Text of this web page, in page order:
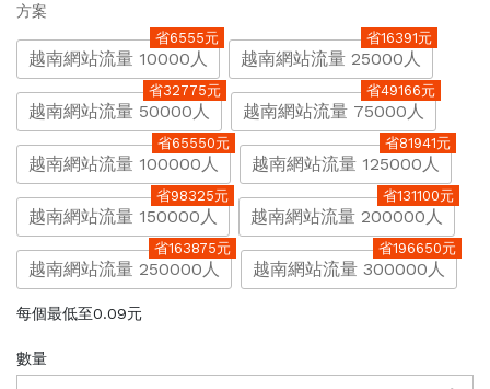
方案
越南網站流量 10000人
省6555元
越南網站流量 25000人
省16391元
越南網站流量 50000人
省32775元
越南網站流量 75000人
省49166元
越南網站流量 100000人
省65550元
越南網站流量 125000人
省81941元
越南網站流量 150000人
省98325元
越南網站流量 200000人
省131100元
越南網站流量 250000人
省163875元
越南網站流量 300000人
省196650元
每個最低至0.09元
數量